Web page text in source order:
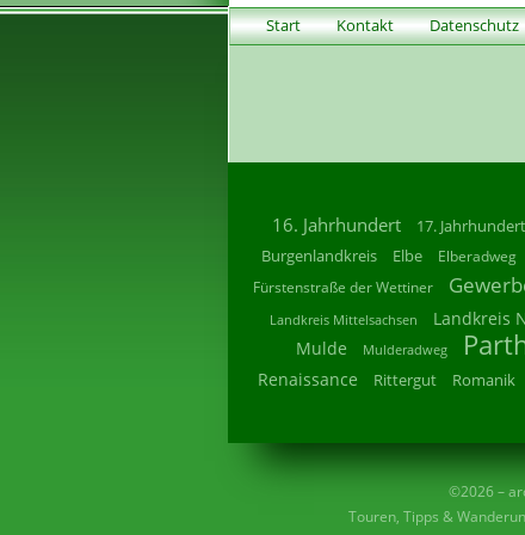
Start Kontakt Datenschutz
16. Jahrhundert 17. Jahrhundert
Burgenlandkreis Elbe Elberadweg
Fürstenstraße der Wettiner
Landkreis Mittelsachsen Landkreis
Mulde Mulderadweg
Renaissance Rittergut Romanik
©2026 –
Touren, Tipps &